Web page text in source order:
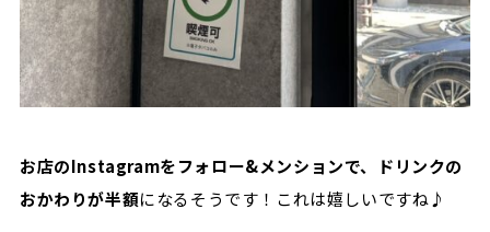
お店のInstagramをフォロー&メンションで、ドリンクの
おかわりが半額になるそうです！これは嬉しいですね♪